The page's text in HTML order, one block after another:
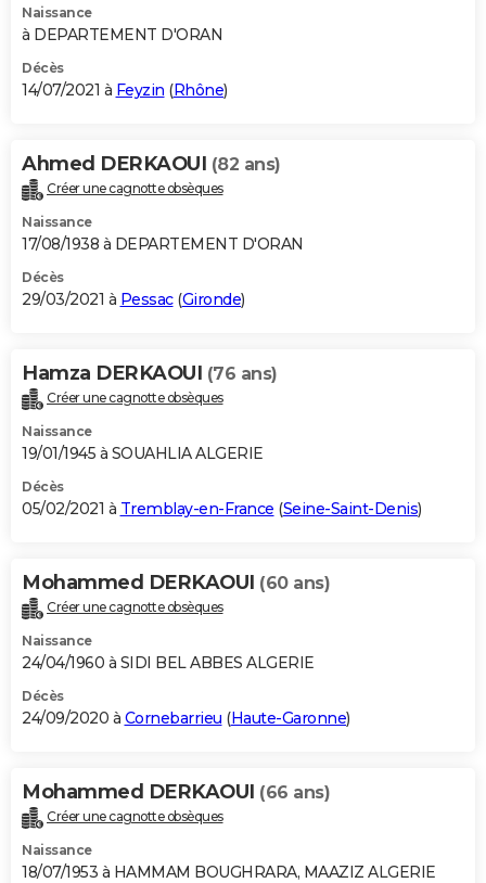
Naissance
à DEPARTEMENT D'ORAN
Décès
14/07/2021 à Feyzin (Rhône)
Ahmed DERKAOUI (82 ans)
Créer une cagnotte obsèques
Naissance
17/08/1938 à DEPARTEMENT D'ORAN
Décès
29/03/2021 à Pessac(Gironde)
Hamza DERKAOUI (76 ans)
Créer une cagnotte obsèques
Naissance
19/01/1945 à SOUAHLIA ALGERIE
Décès
05/02/2021 à Tremblay-en-France (Seine-Saint-Denis)
Mohammed DERKAOUI (60 ans)
Créer une cagnotte obsèques
Naissance
24/04/1960 à SIDI BEL ABBES ALGERIE
Décès
24/09/2020 à Cornebarrieu (Haute-Garonne)
Mohammed DERKAOUI (66 ans)
Créer une cagnotte obsèques
Naissance
18/07/1953 à HAMMAM BOUGHRARA, MAAZIZ ALGERIE